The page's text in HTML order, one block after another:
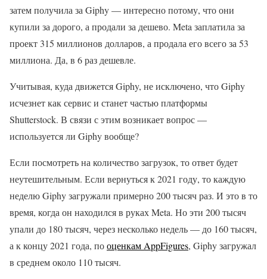
затем получила за Giphy — интересно потому, что они
купили за дорого, а продали за дешево. Meta заплатила за
проект 315 миллионов долларов, а продала его всего за 53
миллиона. Да, в 6 раз дешевле.
Учитывая, куда движется Giphy, не исключено, что Giphy
исчезнет как сервис и станет частью платформы
Shutterstock. В связи с этим возникает вопрос —
используется ли Giphy вообще?
Если посмотреть на количество загрузок, то ответ будет
неутешительным. Если вернуться к 2021 году, то каждую
неделю Giphy загружали примерно 200 тысяч раз. И это в то
время, когда он находился в руках Meta. Но эти 200 тысяч
упали до 180 тысяч, через несколько недель — до 160 тысяч,
а к концу 2021 года, пооценкам AppFigures, Giphy загружал
в среднем около 110 тысяч.